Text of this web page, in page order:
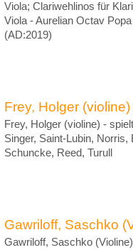
Viola; Clariwehlinos für
Viola - Aurelian Octav
(AD:2019)
Frey, Holger
Frey, Holger (violine) -
Singer, Saint-Lubin,
Schuncke, Reed, Turull
Gawriloff, Saschko
Gawriloff, Saschko